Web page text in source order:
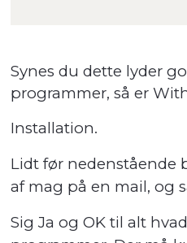
Synes du dette lyder
programmer, så er
Installation.
Lidt før nedenstående
af mag på en mail, og
Sig Ja og OK til alt